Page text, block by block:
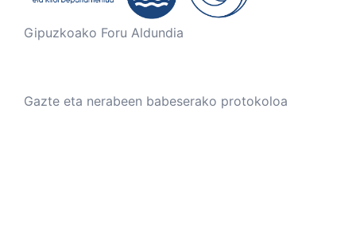
Gipuzkoako Foru Aldundia
Gazte eta nerabeen babeserako protokoloa